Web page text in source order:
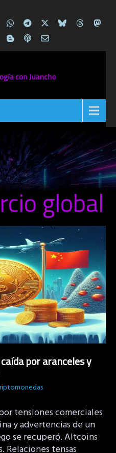
global
por aranceles y
tensiones comerciales
y advertencias de un
se recuperó. Altcoins
Relaciones tensas